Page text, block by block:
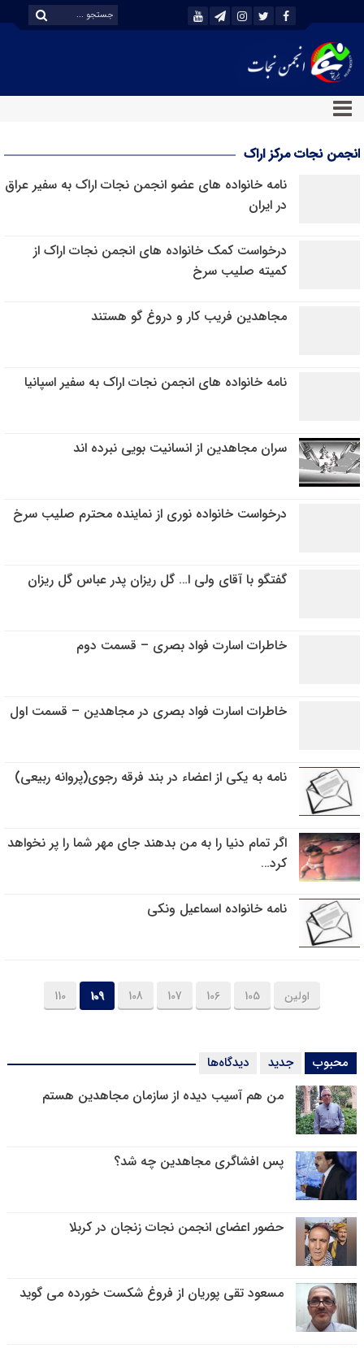
انجمن نجات مرکز اراک
نامه خانواده های عضو انجمن نجات اراک به سفیر عراق
در ایران
درخواست کمک خانواده های انجمن نجات اراک از
کمیته صلیب سرخ
مجاهدین فریب کار و دروغ گو هستند
نامه خانواده های انجمن نجات اراک به سفیر اسپانیا
سران مجاهدین از انسانیت بویی نبرده اند
درخواست خانواده نوری از نماینده محترم صلیب سرخ
گفتگو با آقای ولی ا… گل ریزان پدر عباس گل ریزان
خاطرات اسارت فواد بصری – قسمت دوم
خاطرات اسارت فواد بصری در مجاهدین – قسمت اول
نامه به یکی از اعضاء در بند فرقه رجوی(پروانه ربیعی)
اگر تمام دنیا را به من بدهند جای مهر شما را پر نخواهد
کرد…
نامه خانواده اسماعیل ونکی
اولین 105
106
107
108
109
110
محبوب جدید دیدگاه‌ها
من هم آسیب دیده از سازمان مجاهدین هستم
پس افشاگری مجاهدین چه شد؟
حضور اعضای انجمن نجات زنجان در کربلا
مسعود تقی پوریان از فروغ شکست خورده می گوید